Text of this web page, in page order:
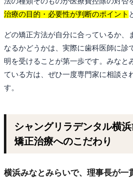
治療の目的・必要性が判断のポイント
どの矯正方法が自分に合っているか、
なるかどうかは、実際に歯科医師に診
明を受けることが第一歩です。みなと
ている方は、ぜひ一度専門家に相談さ
す。
シャングリラデンタル横
矯正治療へのこだわり
横浜みなとみらいで、理事長が一